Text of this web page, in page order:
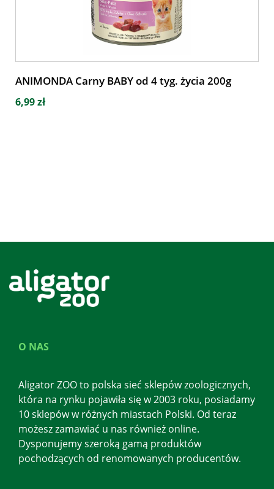
ANIMONDA Carny BABY od 4 tyg. życia 200g
6,99 zł
O NAS
Aligator ZOO to polska sieć sklepów zoologicznych,
która na rynku pojawiła się w 2003 roku, posiadamy
10 sklepów w różnych miastach Polski. Od teraz
możesz zamawiać u nas również online.
Dysponujemy szeroką gamą produktów
pochodzących od renomowanych producentów.